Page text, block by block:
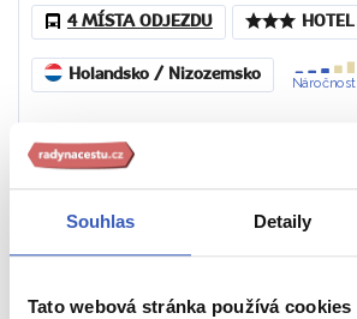
Souhlas Detaily
Tato webová stránka používá cookies
4 MÍSTA ODJEZDU HOTEL
Holandsko / Nizozemsko
Náročnost
14. – 18. 4. 2027 (5 dní / 2 noci)
14 990 Kč
Cena za 1 osobu